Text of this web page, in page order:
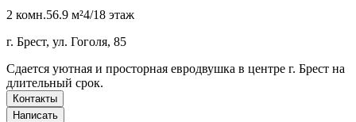
2 комн.56.9 м²4/18 этаж
г. Брест, ул. Гоголя, 85
Сдается уютная и просторная евродвушка в центре г. Брест на
длительный срок.
Контакты
Написать